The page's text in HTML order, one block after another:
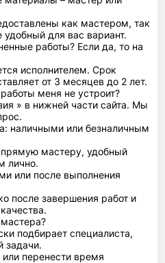
как мастером, так
для вас вариант.
работы? Если да, то на
исполнителем. Срок
от 3 месяцев до 2 лет.
меня не устроит?
» в нижней части сайта. Мы
наличными или безналичным
мастеру, удобный
лично.
или после выполнения
после завершения работ и
подбирает специалиста,
задачи.
перенести время